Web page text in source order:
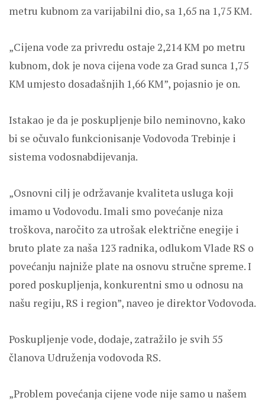
metru kubnom za varijabilni dio, sa 1,65 na 1,75 KM.
„Cijena vode za privredu ostaje 2,214 KM po metru
kubnom, dok je nova cijena vode za Grad sunca 1,75
KM umjesto dosadašnjih 1,66 KM”, pojasnio je on.
Istakao je da je poskupljenje bilo neminovno, kako
bi se očuvalo funkcionisanje Vodovoda Trebinje i
sistema vodosnabdijevanja.
„Osnovni cilj je održavanje kvaliteta usluga koji
imamo u Vodovodu. Imali smo povećanje niza
troškova, naročito za utrošak električne enegije i
bruto plate za naša 123 radnika, odlukom Vlade RS o
povećanju najniže plate na osnovu stručne spreme. I
pored poskupljenja, konkurentni smo u odnosu na
našu regiju, RS i region”, naveo je direktor Vodovoda.
Poskupljenje vode, dodaje, zatražilo je svih 55
članova Udruženja vodovoda RS.
„Problem povećanja cijene vode nije samo u našem